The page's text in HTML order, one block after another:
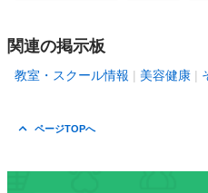
関連の掲示板
教室・スクール情報 美容健康
ページTOPへ